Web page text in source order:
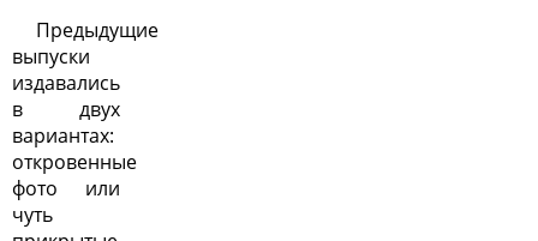
Предыдущие
выпуски
издавались
в двух
вариантах:
откровенные
фото или
чуть